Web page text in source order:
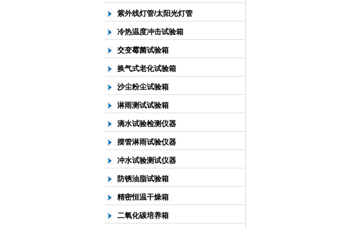
紫外线灯管/太阳光灯管
冷热温度冲击试验箱
交变霉菌试验箱
换气式老化试验箱
沙尘粉尘试验箱
淋雨测试试验箱
滴水试验检测仪器
摆管淋雨试验仪器
冲水试验测试仪器
防锈油脂试验箱
精密恒温干燥箱
二氧化碳培养箱